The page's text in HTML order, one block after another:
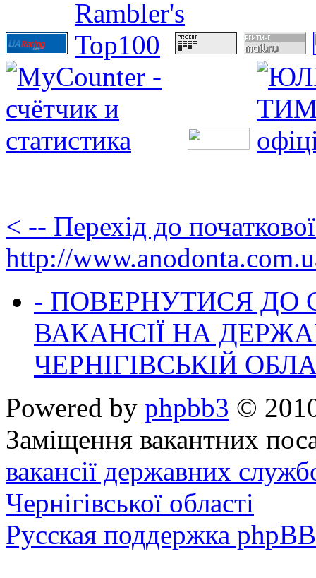
< -- Перехід до
http://
- ПОВЕРНУТИСЯ ДО
ВАКАНСІЇ НА
ЧЕРНІГІВСЬКІЙ
Powered by phpbb3 ©
Заміщення вакантних
вакансії державних
Чернігівської області
Русская поддержка phpBB